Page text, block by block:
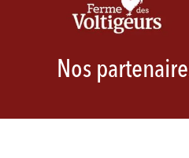
Nos